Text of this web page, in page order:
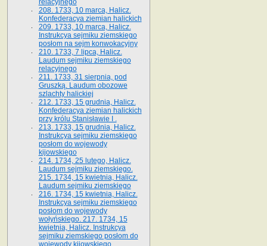
relacyjnego
208. 1733, 10 marca, Halicz.
Konfederacya ziemian halickich­
209. 1733, 10 marca, Halicz.
Instrukcya sejmiku ziemskiego
posłom na sejm konwokacyjny
210. 1733, 7 lipca, Halicz.
Laudum sejmiku ziemskiego
relacyjnego
211. 1733, 31 sierpnia, pod
Gruszką. Laudum obozowe
szlachty halickiej
212. 1733, 15 grudnia, Halicz.
Konfederacya ziemian halickich
przy królu Stanisławie I .
213. 1733, 15 grudnia, Halicz.
Instrukcya sejmiku ziemskiego
posłom do wojewody
kijowskiego
214. 1734, 25 lutego, Halicz.
Laudum sejmiku ziemskiego.
215. 1734, 15 kwietnia, Halicz.
Laudum sejmiku ziemskiego
216. 1734, 15 kwietnia, Halicz.
Instrukcya sejmiku ziemskiego
posłom do wojewody
wołyńskiego. 217. 1734, 15
kwietnia, Halicz. Instrukcya
sejmiku ziemskiego posłom do
wojewody kijowskiego